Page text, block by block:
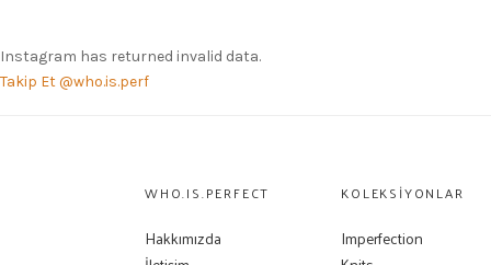
Instagram has returned invalid data.
Takip Et @who.is.perf
WHO.IS.PERFECT
Hakkımızda
KOLEKSIYONLAR
Imperfection